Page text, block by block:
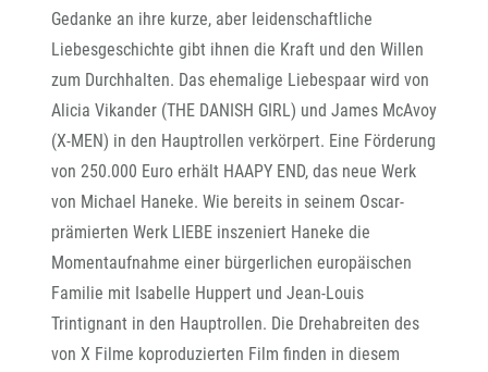
Gedanke an ihre kurze, aber leidenschaftliche
Liebesgeschichte gibt ihnen die Kraft und den Willen
zum Durchhalten. Das ehemalige Liebespaar wird von
Alicia Vikander (THE DANISH GIRL) und James McAvoy
(X-MEN) in den Hauptrollen verkörpert. Eine Förderung
von 250.000 Euro erhält HAAPY END, das neue Werk
von Michael Haneke. Wie bereits in seinem Oscar-
prämierten Werk LIEBE inszeniert Haneke die
Momentaufnahme einer bürgerlichen europäischen
Familie mit Isabelle Huppert und Jean-Louis
Trintignant in den Hauptrollen. Die Drehabreiten des
von X Filme koproduzierten Film finden in diesem